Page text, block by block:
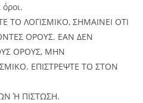
ΤΟ ΛΟΓΙΣΜΙΚΟ, ΣΗΜΑΙΝΕΙ ΟΤΙ
ΟΡΟΥΣ. ΕΑΝ ΔΕΝ
ΟΡΟΥΣ, ΜΗΝ
ΕΠΙΣΤΡΕΨΤΕ ΤΟ ΣΤΟΝ
Ή ΠΙΣΤΩΣΗ.